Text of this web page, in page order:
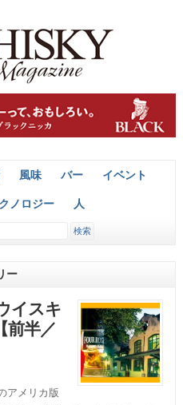
風味 バー イベント
ノロジー 人
ー
イスキ
半／
アメリカ版